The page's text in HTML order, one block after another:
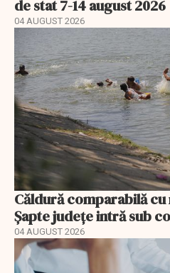
de stat 7-14 august 2026
04 AUGUST 2026
Căldură comparabilă
Șapte județe intră sub
04 AUGUST 2026